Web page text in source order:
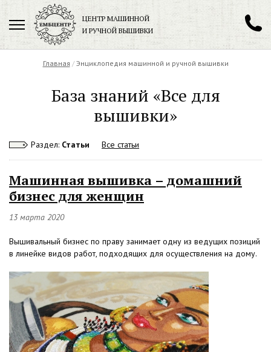
ЦЕНТР МАШИННОЙ
И РУЧНОЙ ВЫШИВКИ
+7 (962)208-88-11
Главная /Энциклопедия машинной и ручной вышивки
База знаний «Все для
вышивки»
Раздел: Статьи Все статьи
Машинная вышивка – домашний
бизнес для женщин
13 марта 2020
Вышивальный бизнес по праву занимает одну из ведущих позиций
в линейке видов работ, подходящих для осуществления на дому.